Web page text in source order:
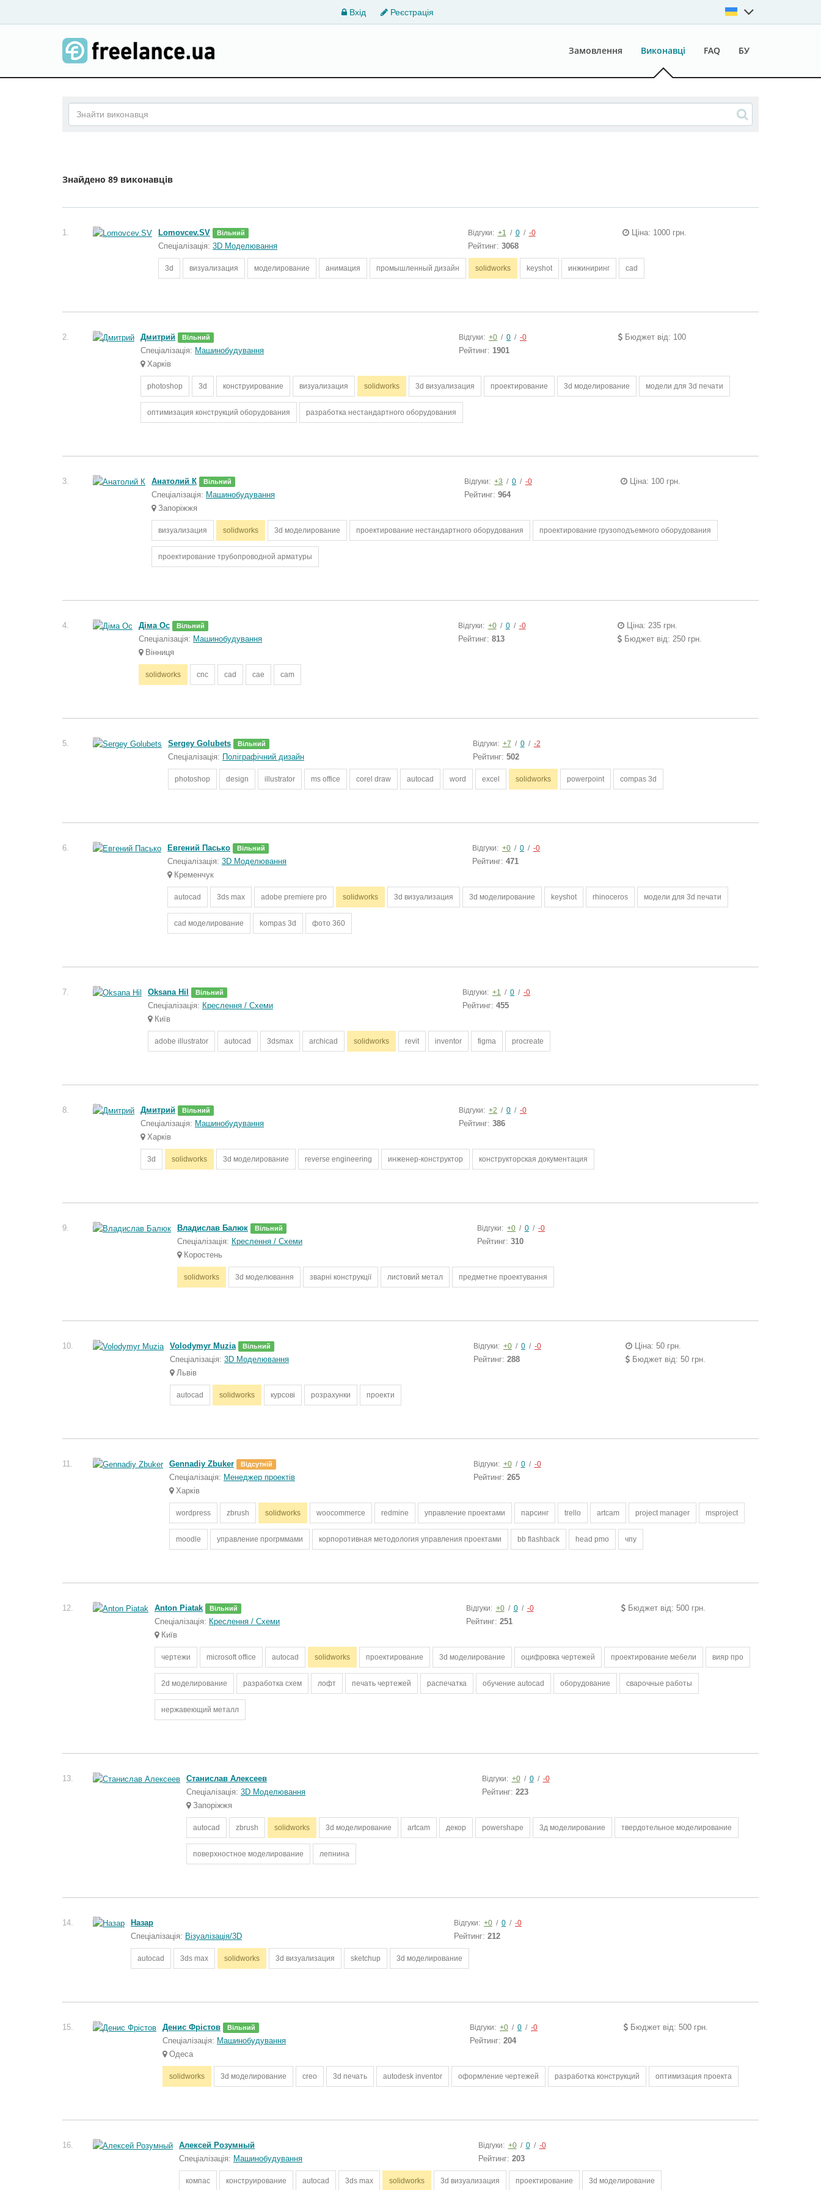
Вхід Реєстрація
Замовлення Виконавці FAQ БУ
Знайдено 89 виконавців
1. Lomovcev.SV Вільний
Спеціалізація: 3D Моделювання
Відгуки: +1 / 0 / -0
Рейтинг: 3068
Ціна: 1000 грн.
3d визуализация моделирование анимация промышленный дизайн solidworks keyshot инжиниринг cad
2. Дмитрий Вільний
Спеціалізація: Машинобудування
Харків
Відгуки: +0 / 0 / -0
Рейтинг: 1901
Бюджет від: 100
photoshop 3d конструирование визуализация solidworks 3d визуализация проектирование 3d моделирование модели для 3d печати
оптимизация конструкций оборудования разработка нестандартного оборудования
3. Анатолий К Вільний
Спеціалізація: Машинобудування
Запоріжжя
Відгуки: +3 / 0 / -0
Рейтинг: 964
Ціна: 100 грн.
визуализация solidworks 3d моделирование проектирование нестандартного оборудования проектирование грузоподъемного оборудования
проектирование трубопроводной арматуры
4. Діма Ос Вільний
Спеціалізація: Машинобудування
Вінниця
Відгуки: +0 / 0 / -0
Рейтинг: 813
Ціна: 235 грн.
Бюджет від: 250 грн.
solidworks cnc cad cae cam
5. Sergey Golubets Вільний
Спеціалізація: Поліграфічний дизайн
Відгуки: +7 / 0 / -2
Рейтинг: 502
photoshop design illustrator ms office corel draw autocad word excel solidworks powerpoint compas 3d
6. Евгений Пасько Вільний
Спеціалізація: 3D Моделювання
Кременчук
Відгуки: +0 / 0 / -0
Рейтинг: 471
autocad 3ds max adobe premiere pro solidworks 3d визуализация 3d моделирование keyshot rhinoceros модели для 3d печати
cad моделирование kompas 3d фото 360
7. Oksana Hil Вільний
Спеціалізація: Креслення / Схеми
Київ
Відгуки: +1 / 0 / -0
Рейтинг: 455
adobe illustrator autocad 3dsmax archicad solidworks revit inventor figma procreate
8. Дмитрий Вільний
Спеціалізація: Машинобудування
Харків
Відгуки: +2 / 0 / -0
Рейтинг: 386
3d solidworks 3d моделирование reverse engineering инженер-конструктор конструкторская документация
9. Владислав Балюк Вільний
Спеціалізація: Креслення / Схеми
Коростень
Відгуки: +0 / 0 / -0
Рейтинг: 310
solidworks 3d моделювання зварні конструкції листовий метал предметне проектування
10. Volodymyr Muzia Вільний
Спеціалізація: 3D Моделювання
Львів
Відгуки: +0 / 0 / -0
Рейтинг: 288
Ціна: 50 грн.
Бюджет від: 50 грн.
autocad solidworks курсові розрахунки проекти
11. Gennadiy Zbuker Відсутній
Спеціалізація: Менеджер проектів
Харків
Відгуки: +0 / 0 / -0
Рейтинг: 265
wordpress zbrush solidworks woocommerce redmine управление проектами парсинг trello artcam project manager msproject
moodle управление прогрммами корпоротивная методология управления проектами bb flashback head pmo чпу
12. Anton Piatak Вільний
Спеціалізація: Креслення / Схеми
Київ
Відгуки: +0 / 0 / -0
Рейтинг: 251
Бюджет від: 500 грн.
чертежи microsoft office autocad solidworks проектирование 3d моделирование оцифровка чертежей проектирование мебели вияр про
2d моделирование разработка схем лофт печать чертежей распечатка обучение autocad оборудование сварочные работы
нержавеющий металл
13.
Станислав Алексеев
Спеціалізація: 3D Моделювання
Запоріжжя
Відгуки: +0 / 0 / -0
Рейтинг: 223
autocad zbrush solidworks 3d моделирование artcam декор powershape 3д моделирование твердотельное моделирование
поверхностное моделирование лепнина
14.
Назар
Спеціалізація: Візуалізація/3D
Відгуки: +0 / 0 / -0
Рейтинг: 212
autocad 3ds max solidworks 3d визуализация sketchup 3d моделирование
15. Денис Фрістов Вільний
Спеціалізація: Машинобудування
Одеса
Відгуки: +0 / 0 / -0
Рейтинг: 204
Бюджет від: 500 грн.
solidworks 3d моделирование creo 3d печать autodesk inventor оформление чертежей разработка конструкций оптимизация проекта
16.
Алексей Розумный
Спеціалізація: Машинобудування
Відгуки: +0 / 0 / -0
Рейтинг: 203
компас конструирование autocad 3ds max solidworks 3d визуализация проектирование 3d моделирование